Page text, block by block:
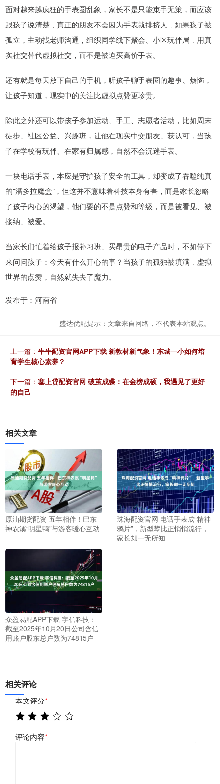
面对越来越疯狂的手表圈乱象，家长不是只能束手无策，而应该
跟孩子说清楚，真正的朋友不会因为手表就排挤人，如果孩子被
孤立，主动找老师沟通，组织同学线下聚会、小区玩伴局，用真
实社交替代虚拟社交，而不是被迫买高价手表。
还有就是每天放下自己的手机，听孩子聊手表圈的趣事、烦恼，
让孩子知道，现实中的关注比虚拟点赞更珍贵。
除此之外还可以带孩子参加运动、手工、志愿者活动，比如周末
徒步、社区公益、兴趣班，让他在现实中交朋友、获认可，当孩
子在学校有玩伴、在家有归属感，自然不会沉迷手表。
一块电话手表，本应是守护孩子安全的工具，却变成了吞噬纯真
的“潘多拉魔盒”，但这并不意味着科技本身有害，而是家长忽略
了孩子内心的渴望，他们要的不是点赞和等级，而是被看见、被
接纳、被爱。
当家长们忙着给孩子报补习班、买昂贵的电子产品时，不如停下
来问问孩子：今天有什么开心的事？当孩子的孤独被填满，虚拟
世界的点赞，自然就失去了魔力。
发布于：河南省
盛达优配提示：文章来自网络，不代表本站观点。
上一篇： 牛牛配资官网APP下载 新教材新气象！东城一小如何培
育学生核心素养？
下一篇： 塞上贷配资官网 破茧成蝶：在金榜成硕，我遇见了更好
的自己
相关文章
原油期货配资 五年相伴！巴东
神农溪“明星鸭”与游客暖心互动
珠海配资官网 电话手表成“精神
鸦片”，新型攀比正悄悄流行，
家长却一无所知
众盈易配APP下载 宇信科技：
截至2025年10月20日公司含信
用账户股东总户数为74815户
相关评论
本文评分*
评论内容*